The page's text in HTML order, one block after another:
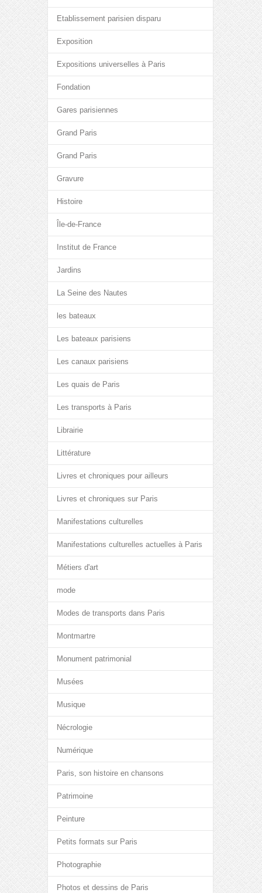
Etablissement parisien disparu
Exposition
Expositions universelles à Paris
Fondation
Gares parisiennes
Grand Paris
Grand Paris
Gravure
Histoire
Île-de-France
Institut de France
Jardins
La Seine des Nautes
les bateaux
Les bateaux parisiens
Les canaux parisiens
Les quais de Paris
Les transports à Paris
Librairie
Littérature
Livres et chroniques pour ailleurs
Livres et chroniques sur Paris
Manifestations culturelles
Manifestations culturelles actuelles à Paris
Métiers d'art
mode
Modes de transports dans Paris
Montmartre
Monument patrimonial
Musées
Musique
Nécrologie
Numérique
Paris, son histoire en chansons
Patrimoine
Peinture
Petits formats sur Paris
Photographie
Photos et dessins de Paris